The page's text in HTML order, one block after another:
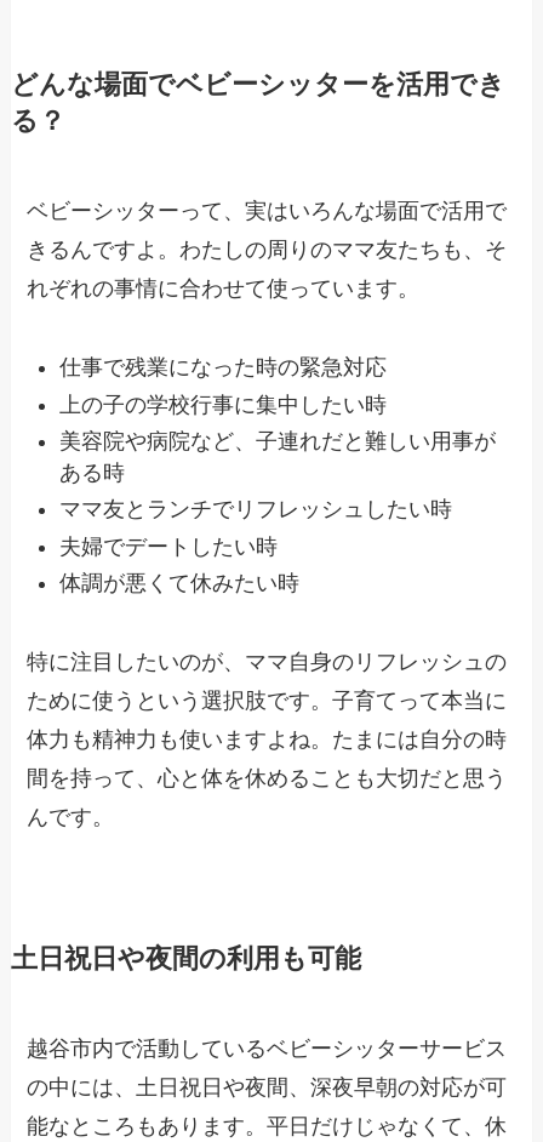
どんな場面でベビーシッターを活用でき
る？
ベビーシッターって、実はいろんな場面で活用で
きるんですよ。わたしの周りのママ友たちも、そ
れぞれの事情に合わせて使っています。
仕事で残業になった時の緊急対応
上の子の学校行事に集中したい時
美容院や病院など、子連れだと難しい用事が
ある時
ママ友とランチでリフレッシュしたい時
夫婦でデートしたい時
体調が悪くて休みたい時
特に注目したいのが、ママ自身のリフレッシュの
ために使うという選択肢です。子育てって本当に
体力も精神力も使いますよね。たまには自分の時
間を持って、心と体を休めることも大切だと思う
んです。
土日祝日や夜間の利用も可能
越谷市内で活動しているベビーシッターサービス
の中には、土日祝日や夜間、深夜早朝の対応が可
能なところもあります。平日だけじゃなくて、休